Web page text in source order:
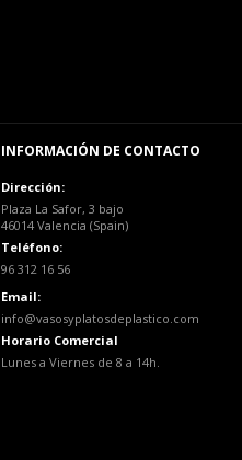
INFORMACIÓN DE CONTACTO
Dirección:
Plaza La Safor, 3 bajo
46014 Valencia (Spain)
Teléfono:
96 312 16 56
Email:
info@vasosyplatosdeplastico.com
Horario Comercial
Lunes a Viernes de 8 a 14h.